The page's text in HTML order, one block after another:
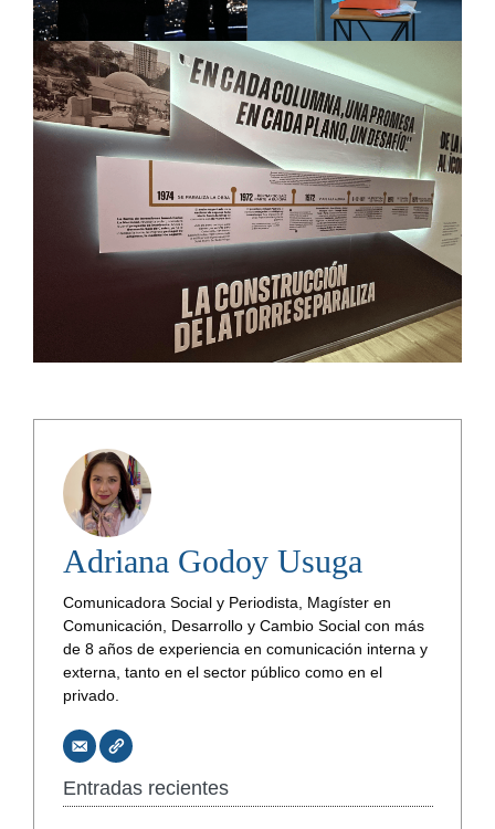
Adriana Godoy Usuga
Comunicadora Social y Periodista, Magíster en
Comunicación, Desarrollo y Cambio Social con más
de 8 años de experiencia en comunicación interna y
externa, tanto en el sector público como en el
privado.
Entradas recientes